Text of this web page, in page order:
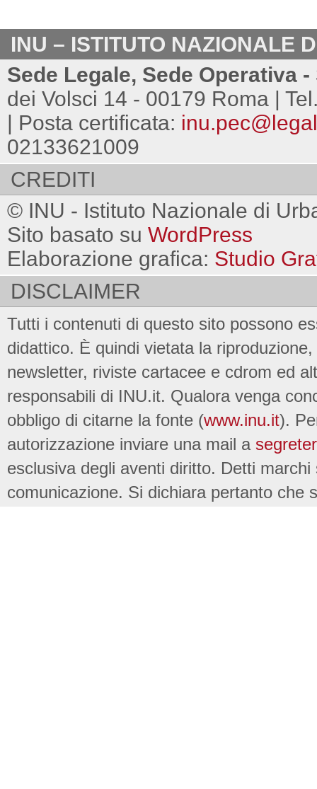
INU – ISTITUTO NAZIONALE
Sede Legale, Sede Operativa
dei Volsci 14 - 00179 Roma |
| Posta certificata:
02133621009
CREDITI
© INU - Istituto Nazionale di
Sito basato su WordPress
Elaborazione grafica: Studio
DISCLAIMER
Tutti i contenuti di questo sito possono
didattico. È quindi vietata la
newsletter, riviste cartacee e cdrom ed
responsabili di INU.it. Qualora venga
obbligo di citarne la fonte (www.inu.it).
autorizzazione inviare una mail a
esclusiva degli aventi diritto. Detti
comunicazione. Si dichiara pertanto che